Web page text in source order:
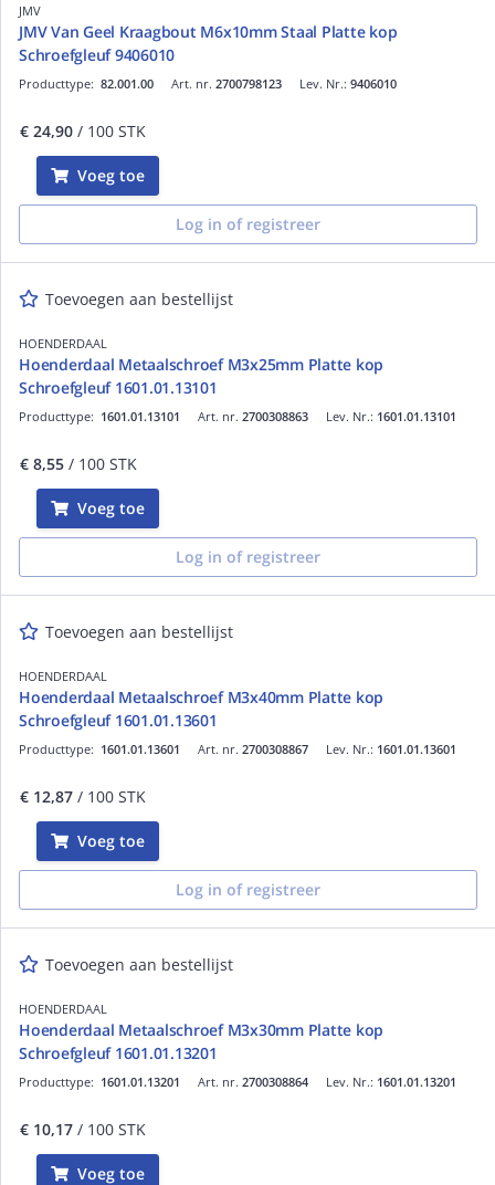
JMV
JMV Van Geel Kraagbout M6x10mm Staal Platte kop
Schroefgleuf 9406010
Art. nr. 2700798123
Producttype: 82.001.00 Lev. Nr.: 9406010
€ 24,90 / 100 STK
Voeg toe
Log in of registreer
Toevoegen aan bestellijst
HOENDERDAAL
Hoenderdaal Metaalschroef M3x25mm Platte kop
Schroefgleuf 1601.01.13101
Art. nr. 2700308863
Producttype: 1601.01.13101 Lev. Nr.: 1601.01.13101
€ 8,55 / 100 STK
Voeg toe
Log in of registreer
Toevoegen aan bestellijst
HOENDERDAAL
Hoenderdaal Metaalschroef M3x40mm Platte kop
Schroefgleuf 1601.01.13601
Art. nr. 2700308867
Producttype: 1601.01.13601 Lev. Nr.: 1601.01.13601
€ 12,87 / 100 STK
Voeg toe
Log in of registreer
Toevoegen aan bestellijst
HOENDERDAAL
Hoenderdaal Metaalschroef M3x30mm Platte kop
Schroefgleuf 1601.01.13201
Art. nr. 2700308864
Producttype: 1601.01.13201 Lev. Nr.: 1601.01.13201
€ 10,17 / 100 STK
Voeg toe